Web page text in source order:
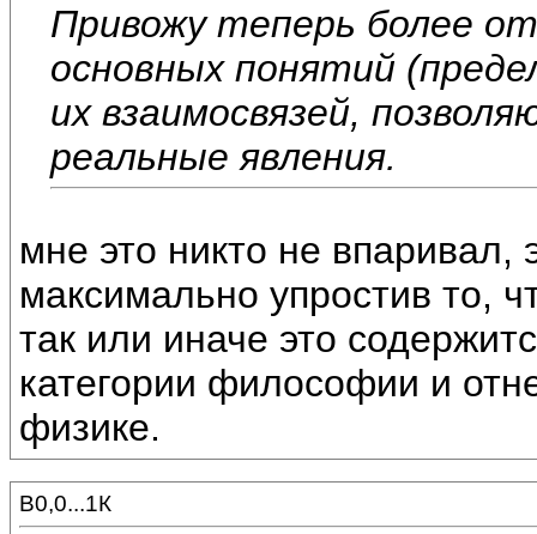
Привожу теперь более
основных понятий
их взаимосвязей,
реальные явления.
мне это никто не
максимально упростив то,
так или иначе это
категории философии и
физике.
В0,0...1К